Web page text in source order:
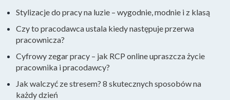
Stylizacje do pracy na luzie – wygodnie, modnie i z klasą
Czy to pracodawca ustala kiedy następuje przerwa
pracownicza?
Cyfrowy zegar pracy – jak RCP online upraszcza życie
pracownika i pracodawcy?
Jak walczyć ze stresem? 8 skutecznych sposobów na
każdy dzień